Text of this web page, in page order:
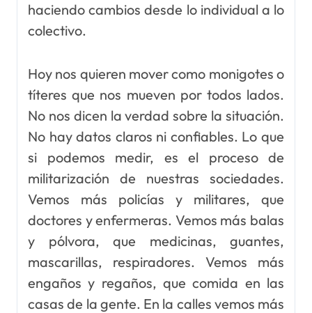
haciendo cambios desde lo individual a lo
colectivo.
Hoy nos quieren mover como monigotes o
títeres que nos mueven por todos lados.
No nos dicen la verdad sobre la situación.
No hay datos claros ni confiables. Lo que
si podemos medir, es el proceso de
militarización de nuestras sociedades.
Vemos más policías y militares, que
doctores y enfermeras. Vemos más balas
y pólvora, que medicinas, guantes,
mascarillas, respiradores. Vemos más
engaños y regaños, que comida en las
casas de la gente. En la calles vemos más